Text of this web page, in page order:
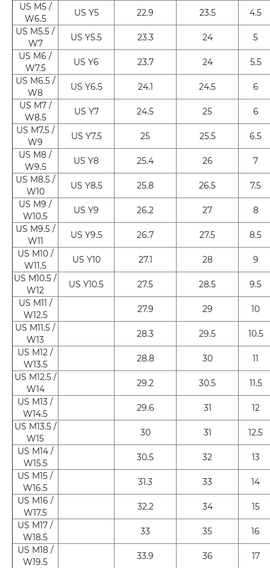
US M5 /
W6.5
US Y5 22.9 23.5
4.5
US M5.5 /
W7
US Y5.5 23.3 24
5
US M6 /
W7.5
US Y6 23.7 24
5.5
US M6.5 /
W8
US Y6.5 24.1 24.5
6
US M7 /
W8.5
US Y7 24.5 25
6
US M7.5 /
W9
US Y7.5 25 25.5
6.5
US M8 /
W9.5
US Y8 25.4 26
7
US M8.5 /
W10
US Y8.5 25.8 26.5
7.5
US M9 /
W10.5
US Y9 26.2 27
8
US M9.5 /
W11
US Y9.5 26.7 27.5
8.5
US M10 /
W11.5
US Y10 27.1 28
9
US M10.5 /
W12
US Y10.5 27.5 28.5
9.5
US M11 /
W12.5
27.9 29
10
US M11.5 /
W13
28.3 29.5
10.5
US M12 /
W13.5
28.8 30
11
US M12.5 /
W14
29.2 30.5
11.5
US M13 /
W14.5
29.6 31
12
US M13.5 /
W15
30 31
12.5
US M14 /
W15.5
30.5 32
13
US M15 /
W16.5
31.3 33
14
US M16 /
W17.5
32.2 34
15
US M17 /
W18.5
33 35
16
US M18 /
W19.5
33.9 36 17